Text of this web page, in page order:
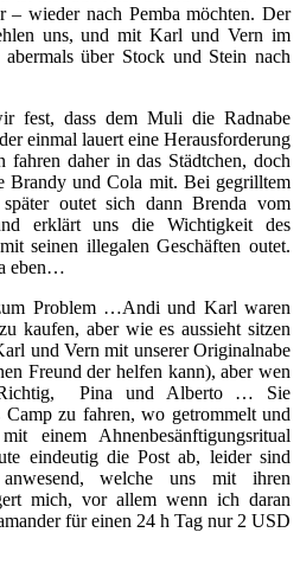
– wieder nach Pemba möchten. Der
uns, und mit Karl und Vern im
über Stock und Stein nach
fest, dass dem Muli die Radnabe
einmal lauert eine Herausforderung
daher in das Städtchen, doch
Brandy und Cola mit. Bei gegrilltem
outet sich dann Brenda vom
erklärt uns die Wichtigkeit des
seinen illegalen Geschäften outet.
eben…
Problem …Andi und Karl waren
kaufen, aber wie es aussieht sitzen
und Vern mit unserer Originalnabe
Freund der helfen kann), aber wen
Pina und Alberto … Sie
zu fahren, wo getrommelt und
einem Ahnenbesänftigungsritual
eindeutig die Post ab, leider sind
welche uns mit ihren
mich, vor allem wenn ich daran
für einen 24 h Tag nur 2 USD